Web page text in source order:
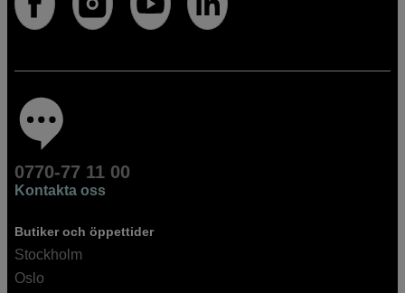
0770-77 11 00
Kontakta oss
Butiker och öppettider
Stockholm
Oslo